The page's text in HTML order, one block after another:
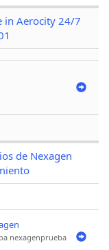
in Aerocity 24/7
de Nexagen
nexagenprueba